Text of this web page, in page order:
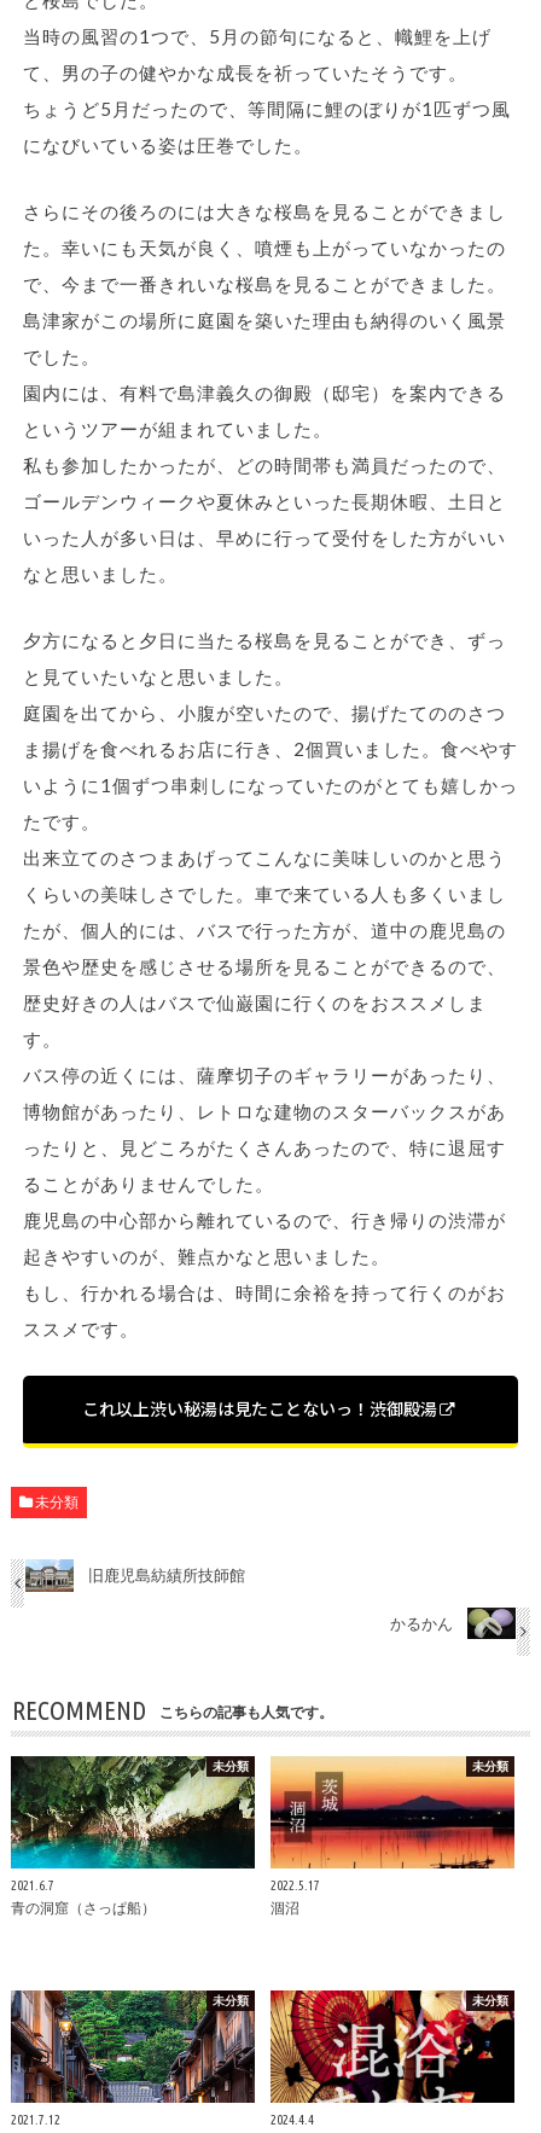
当時の風習の1つで、5月の節句になると、幟鯉を上げ
て、男の子の健やかな成長を祈っていたそうです。
ちょうど5月だったので、等間隔に鯉のぼりが1匹ずつ風
になびいている姿は圧巻でした。
さらにその後ろのには大きな桜島を見ることができまし
た。幸いにも天気が良く、噴煙も上がっていなかったの
で、今まで一番きれいな桜島を見ることができました。
島津家がこの場所に庭園を築いた理由も納得のいく風景
でした。
園内には、有料で島津義久の御殿（邸宅）を案内できる
というツアーが組まれていました。
私も参加したかったが、どの時間帯も満員だったので、
ゴールデンウィークや夏休みといった長期休暇、土日と
いった人が多い日は、早めに行って受付をした方がいい
なと思いました。
夕方になると夕日に当たる桜島を見ることができ、ずっ
と見ていたいなと思いました。
庭園を出てから、小腹が空いたので、揚げたてののさつ
ま揚げを食べれるお店に行き、2個買いました。食べやす
いように1個ずつ串刺しになっていたのがとても嬉しかっ
たです。
出来立てのさつまあげってこんなに美味しいのかと思う
くらいの美味しさでした。車で来ている人も多くいまし
たが、個人的には、バスで行った方が、道中の鹿児島の
景色や歴史を感じさせる場所を見ることができるので、
歴史好きの人はバスで仙巌園に行くのをおススメしま
す。
バス停の近くには、薩摩切子のギャラリーがあったり、
博物館があったり、レトロな建物のスターバックスがあ
ったりと、見どころがたくさんあったので、特に退屈す
ることがありませんでした。
鹿児島の中心部から離れているので、行き帰りの渋滞が
起きやすいのが、難点かなと思いました。
もし、行かれる場合は、時間に余裕を持って行くのがお
ススメです。
これ以上渋い秘湯は見たことないっ！渋御殿湯
未分類
旧鹿児島紡績所技師館
かるかん
RECOMMEND こちらの記事も人気です。
未分類
2021.6.7
青の洞窟（さっぱ船）
未分類
2022.5.17
涸沼
未分類
2021.7.12
未分類
2024.4.4